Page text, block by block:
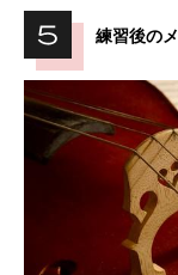
練習後の